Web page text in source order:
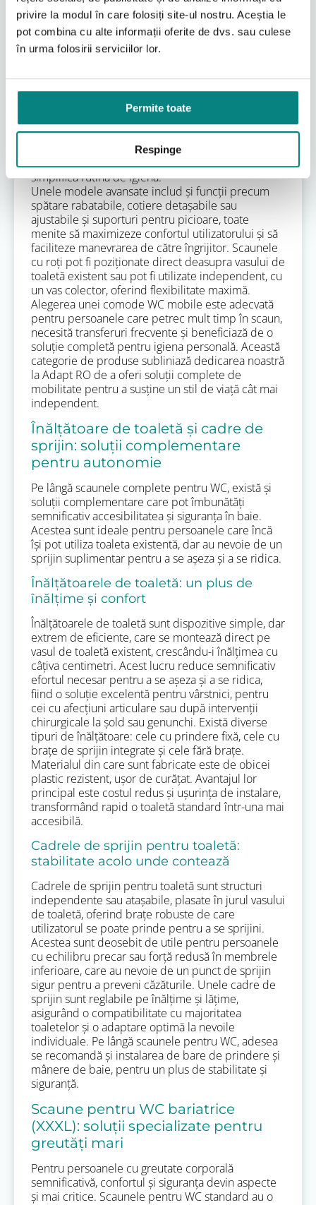
privire la modul în care folosiți site-ul nostru. Aceștia le
pot combina cu alte informații oferite de dvs. sau culese
în urma folosirii serviciilor lor.
Permite toate
Respinge
O caracteristică definitorie a scaunelor cu roți este
prezența roților blocabile (frâne) pe fiecare roată,
asigurând stabilitate maximă atunci când scaunul
este staționar, fie pentru transferul utilizatorului, fie
modele sunt fabricate din materiale rezistente la
apă, cum ar fi aluminiul sau oțelul inoxidabil, și
sunt dotate cu șezuturi perforate, special
concepute pentru a permite drenajul apei, ceea
ce le face potrivite pentru utilizarea sub duș.
Această multifuncționalitate elimină necesitatea
achiziționării mai multor echipamente separate și
simplifică rutina de igienă.
Unele modele avansate includ și funcții precum
spătare rabatabile, cotiere detașabile sau
ajustabile și suporturi pentru picioare, toate
menite să maximizeze confortul utilizatorului și să
faciliteze manevrarea de către îngrijitor. Scaunele
cu roți pot fi poziționate direct deasupra vasului de
toaletă existent sau pot fi utilizate independent, cu
un vas colector, oferind flexibilitate maximă.
Alegerea unei comode WC mobile este adecvată
pentru persoanele care petrec mult timp în scaun,
necesită transferuri frecvente și beneficiază de o
soluție completă pentru igiena personală. Această
categorie de produse subliniază dedicarea noastră
la Adapt RO de a oferi soluții complete de
mobilitate pentru a susține un stil de viață cât mai
independent.
Înălțătoare de toaletă și cadre de
sprijin: soluții complementare
pentru autonomie
Pe lângă scaunele complete pentru WC, există și
soluții complementare care pot îmbunătăți
semnificativ accesibilitatea și siguranța în baie.
Acestea sunt ideale pentru persoanele care încă
își pot utiliza toaleta existentă, dar au nevoie de un
sprijin suplimentar pentru a se așeza și a se ridica.
Înălțătoarele de toaletă: un plus de
înălțime și confort
Înălțătoarele de toaletă sunt dispozitive simple, dar
extrem de eficiente, care se montează direct pe
vasul de toaletă existent, crescându-i înălțimea cu
câțiva centimetri. Acest lucru reduce semnificativ
efortul necesar pentru a se așeza și a se ridica,
fiind o soluție excelentă pentru vârstnici, pentru
cei cu afecțiuni articulare sau după intervenții
chirurgicale la șold sau genunchi. Există diverse
tipuri de înălțătoare: cele cu prindere fixă, cele cu
brațe de sprijin integrate și cele fără brațe.
Materialul din care sunt fabricate este de obicei
plastic rezistent, ușor de curățat. Avantajul lor
principal este costul redus și ușurința de instalare,
transformând rapid o toaletă standard într-una mai
accesibilă.
Cadrele de sprijin pentru toaletă:
stabilitate acolo unde contează
Cadrele de sprijin pentru toaletă sunt structuri
independente sau atașabile, plasate în jurul vasului
de toaletă, oferind brațe robuste de care
utilizatorul se poate prinde pentru a se sprijini.
Acestea sunt deosebit de utile pentru persoanele
cu echilibru precar sau forță redusă în membrele
inferioare, care au nevoie de un punct de sprijin
sigur pentru a preveni căzăturile. Unele cadre de
sprijin sunt reglabile pe înălțime și lățime,
asigurând o compatibilitate cu majoritatea
toaletelor și o adaptare optimă la nevoile
individuale. Pe lângă scaunele pentru WC, adesea
se recomandă și instalarea de bare de prindere și
mânere de baie, pentru un plus de stabilitate și
siguranță.
Scaune pentru WC bariatrice
(XXXL): soluții specializate pentru
greutăți mari
Pentru persoanele cu greutate corporală
semnificativă, confortul și siguranța devin aspecte
și mai critice. Scaunele pentru WC standard au o